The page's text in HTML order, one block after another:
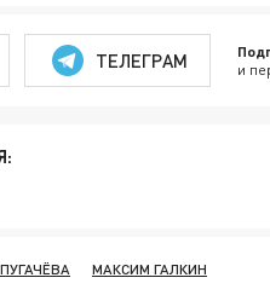
ТЕЛЕГРАМ и
МАКСИМ ГАЛКИН